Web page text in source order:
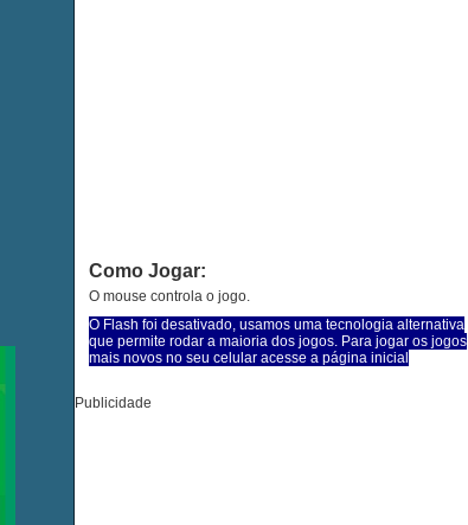
Como Jogar:
O mouse controla o jogo.
O Flash foi desativado, usamos uma tecnologia alternativa
que permite rodar a maioria dos jogos. Para jogar os jogos
mais novos no seu celular acesse a página inicial
Publicidade